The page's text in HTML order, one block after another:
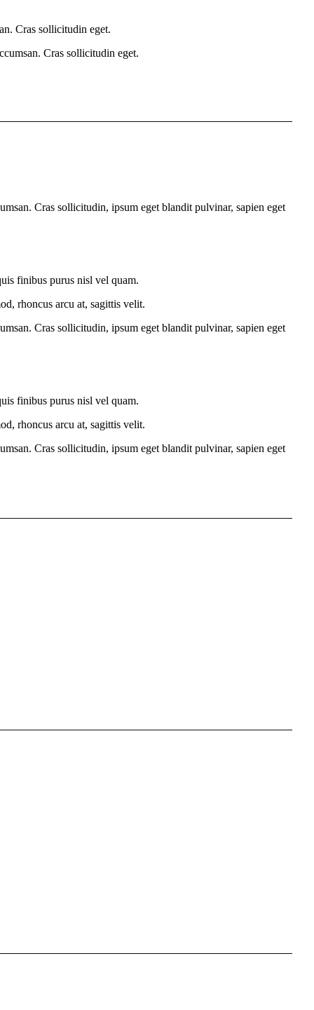
Cras sollicitudin eget.
Cras sollicitudin eget.
Cras sollicitudin, ipsum eget blandit pulvinar, sapien eget
finibus purus nisl vel quam.
rhoncus arcu at, sagittis velit.
Cras sollicitudin, ipsum eget blandit pulvinar, sapien eget
finibus purus nisl vel quam.
rhoncus arcu at, sagittis velit.
Cras sollicitudin, ipsum eget blandit pulvinar, sapien eget